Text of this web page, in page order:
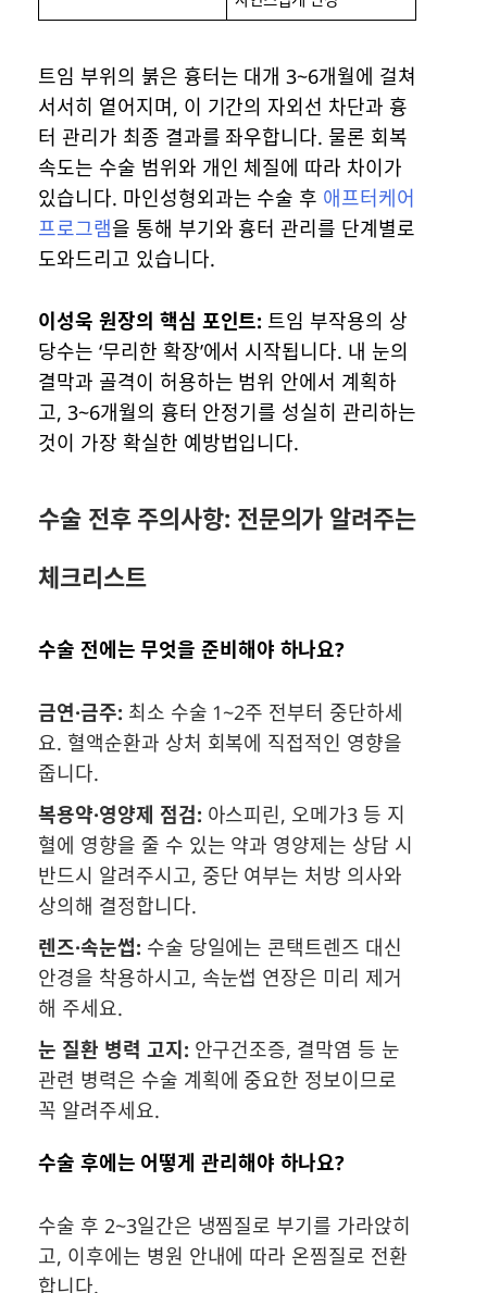
트임 부위의 붉은 흉터는 대개 3~6개월에 걸쳐
서서히 옅어지며, 이 기간의 자외선 차단과 흉
터 관리가 최종 결과를 좌우합니다. 물론 회복
속도는 수술 범위와 개인 체질에 따라 차이가
있습니다. 마인성형외과는 수술 후 애프터케어
프로그램을 통해 부기와 흉터 관리를 단계별로
도와드리고 있습니다.
이성욱 원장의 핵심 포인트: 트임 부작용의 상
당수는 ‘무리한 확장’에서 시작됩니다. 내 눈의
결막과 골격이 허용하는 범위 안에서 계획하
고, 3~6개월의 흉터 안정기를 성실히 관리하는
것이 가장 확실한 예방법입니다.
수술 전후 주의사항: 전문의가 알려주는
체크리스트
수술 전에는 무엇을 준비해야 하나요?
금연·금주: 최소 수술 1~2주 전부터 중단하세
요. 혈액순환과 상처 회복에 직접적인 영향을
줍니다.
복용약·영양제 점검: 아스피린, 오메가3 등 지
혈에 영향을 줄 수 있는 약과 영양제는 상담 시
반드시 알려주시고, 중단 여부는 처방 의사와
상의해 결정합니다.
렌즈·속눈썹: 수술 당일에는 콘택트렌즈 대신
안경을 착용하시고, 속눈썹 연장은 미리 제거
해 주세요.
눈 질환 병력 고지: 안구건조증, 결막염 등 눈
관련 병력은 수술 계획에 중요한 정보이므로
꼭 알려주세요.
수술 후에는 어떻게 관리해야 하나요?
수술 후 2~3일간은 냉찜질로 부기를 가라앉히
고, 이후에는 병원 안내에 따라 온찜질로 전환
합니다.